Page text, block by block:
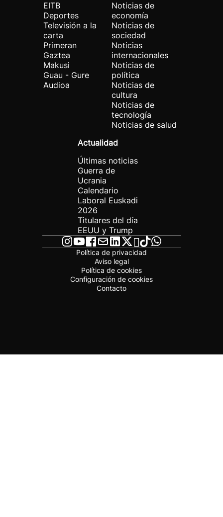
EITB
Deportes
Televisión a la
carta
Primeran
Gaztea
Makusi
Guau - Gure
Audioa
Noticias de
economía
Noticias de
sociedad
Noticias
internacionales
Noticias de
política
Noticias de
cultura
Noticias de
tecnología
Noticias de salud
Actualidad
Últimas noticias
Guerra de
Ucrania
Calendario
Laboral Euskadi
2026
Titulares del día
EEUU y Trump
Política de privacidad
Aviso legal
Política de cookies
Configuración de cookies
Contacto